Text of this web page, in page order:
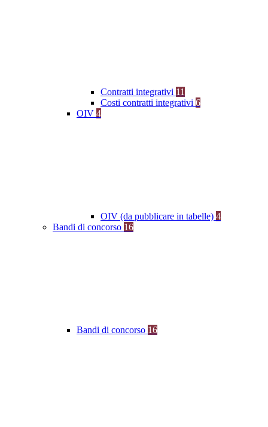
Contratti integrativi 11
Costi contratti integrativi 6
OIV 4
OIV (da pubblicare in tabelle) 4
Bandi di concorso 16
Bandi di concorso 16